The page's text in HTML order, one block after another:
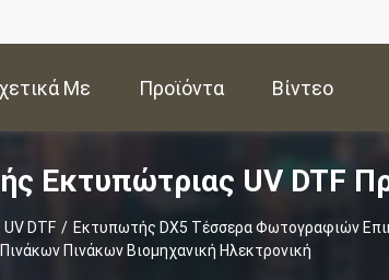
Με
Εμάς
Προϊόντα Βίντεο
Εκτυπώτριας UV DTF
DTF / Εκτυπωτής DX5 Τέσσερα Φωτογραφιών
Πινάκων Βιομηχανική Ηλεκτρονική